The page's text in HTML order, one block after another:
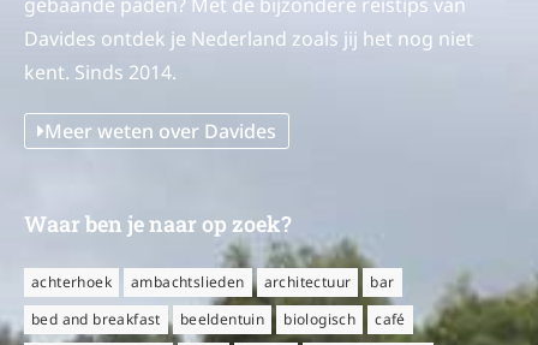
Davides ontdek je Nederland zoals jij het nog niet
kent. Sinds 2014.
Meer weten over Davides
Waar ben je naar op zoek?
achterhoek ambachtslieden architectuur
bar
bed and breakfast
beeldentuin biologisch
café